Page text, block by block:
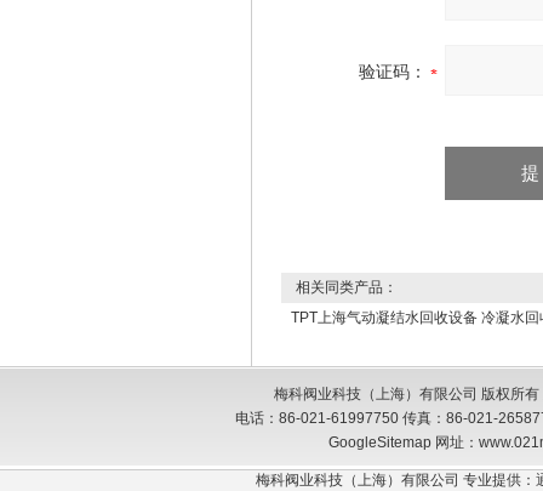
验证码：
相关同类产品：
TPT上海气动凝结水回收设备 冷凝水回
梅科阀业科技（上海）有限公司 版权所
电话：86-021-61997750 传真：86-021-
GoogleSitemap网址：
梅科阀业科技（上海）有限公司 专业提供